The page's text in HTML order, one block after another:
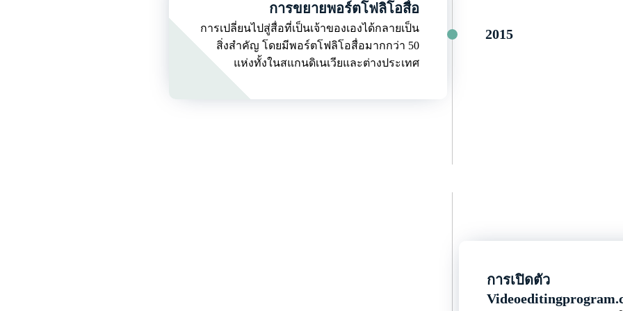
การขยายพอร์ตโฟลิโอสื่อ
การเปลี่ยนไปสู่สื่อที่เป็นเจ้าของเองได้กลายเป็น
สิ่งสำคัญ โดยมีพอร์ตโฟลิโอสื่อมากกว่า 50
แห่งทั้งในสแกนดิเนเวียและต่างประเทศ
2015
การเปิดตัว